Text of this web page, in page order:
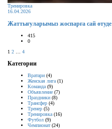
Тренировка
16.04.2026
Жаттығуларымыз жоспарға сай өтуде
415
0
1 2 4
Категории
Вратари (4)
Женская лига (1)
Команда (9)
Объявление (7)
Праздники (8)
Трансфер (4)
Тренер (5)
Тренировка (16)
Футбол (9)
Чемпионат(24)